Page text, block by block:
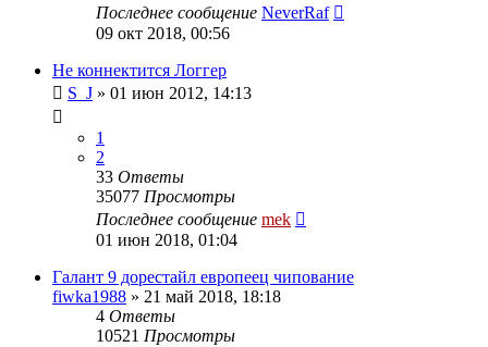
Последнее сообщение NeverRaf
09 окт 2018, 00:56
Не коннектится Логгер
S_J » 01 июн 2012, 14:13
1
2
33 Ответы
35077 Просмотры
Последнее сообщение mek
01 июн 2018, 01:04
Галант 9 дорестайл европеец чипование
fiwka1988 » 21 май 2018, 18:18
4 Ответы
10521 Просмотры